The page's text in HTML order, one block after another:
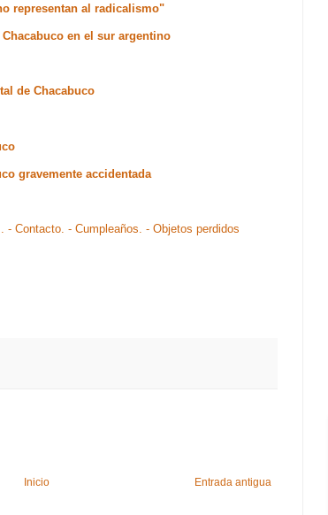
representan al radicalismo"
en el sur argentino
de Chacabuco
gravemente accidentada
- Contacto. - Cumpleaños. - Objetos perdidos
Entrada antigua
Inicio